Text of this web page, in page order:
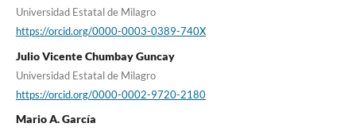
Universidad Estatal de Milagro
https://orcid.org/0000-0003-0389-740X
Julio Vicente Chumbay Guncay
Universidad Estatal de Milagro
https://orcid.org/0000-0002-9720-2180
Mario A. García